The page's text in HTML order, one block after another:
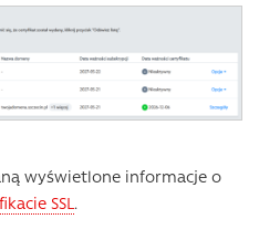
wyświetlone informacje o
SSL.